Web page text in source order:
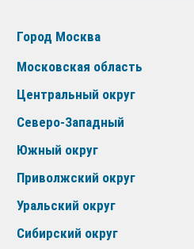
Город Москва
Московская область
Центральный округ
Северо-Западный
Южный округ
Приволжский округ
Уральский округ
Сибирский округ